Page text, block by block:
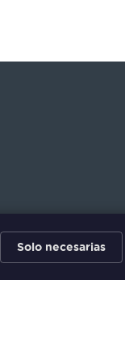
Solo necesarias